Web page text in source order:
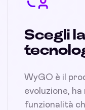
Scegli
WyGO è il
evoluzione,
funzionalità